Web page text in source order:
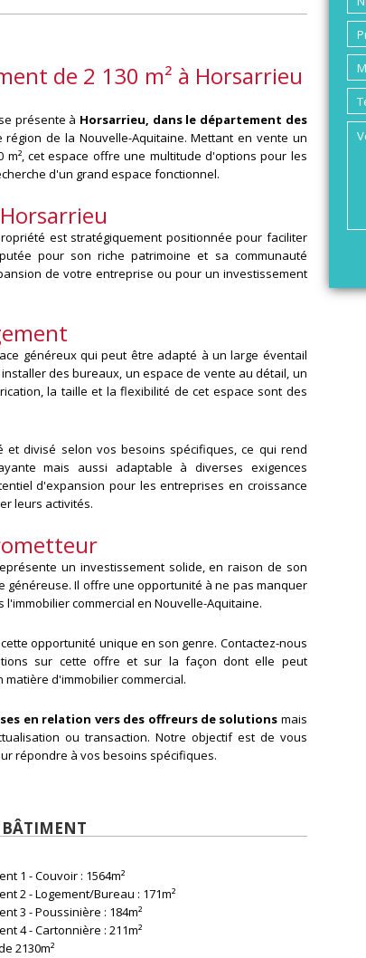
de 2 130 m² à Horsarrieu
présente à Horsarrieu, dans le département des
de la Nouvelle-Aquitaine. Mettant en vente un
cet espace offre une multitude d'options pour les
d'un grand espace fonctionnel.
est stratégiquement positionnée pour faciliter
pour son riche patrimoine et sa communauté
de votre entreprise ou pour un investissement
généreux qui peut être adapté à un large éventail
des bureaux, un espace de vente au détail, un
la taille et la flexibilité de cet espace sont des
et divisé selon vos besoins spécifiques, ce qui rend
mais aussi adaptable à diverses exigences
d'expansion pour les entreprises en croissance
leurs activités.
un investissement solide, en raison de son
généreuse. Il offre une opportunité à ne pas manquer
commercial en Nouvelle-Aquitaine.
opportunité unique en son genre. Contactez-nous
sur cette offre et sur la façon dont elle peut
d'immobilier commercial.
en relation vers des offreurs de solutions mais
ou transaction. Notre objectif est de vous
répondre à vos besoins spécifiques.
BÂTIMENT
1 - Couvoir : 1564m²
2 - Logement/Bureau : 171m²
3 - Poussinière : 184m²
4 - Cartonnière : 211m²
2130m²